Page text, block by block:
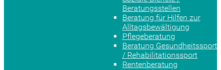
Beratungsstellen
Beratung für Hilfen zur
Alltagsbewältigung
Pflegeberatung
Beratung Gesundheitssport
/ Rehabilitationssport
Rentenberatung